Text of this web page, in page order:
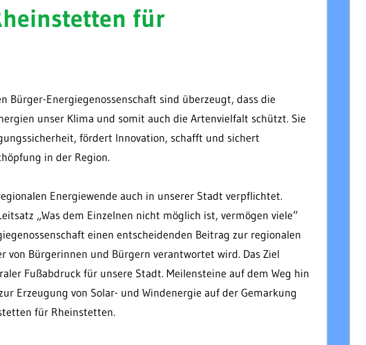
für
Bürger-Energiegenossenschaft sind überzeugt, dass die
unser Klima und somit auch die Artenvielfalt schützt. Sie
fördert Innovation, schafft und sichert
in der Region.
Energiewende auch in unserer Stadt verpflichtet.
„Was dem Einzelnen nicht möglich ist, vermögen viele“
einen entscheidenden Beitrag zur regionalen
von Bürgerinnen und Bürgern verantwortet wird. Das Ziel
Fußabdruck für unsere Stadt. Meilensteine auf dem Weg hin
Erzeugung von Solar- und Windenergie auf der Gemarkung
für Rheinstetten.